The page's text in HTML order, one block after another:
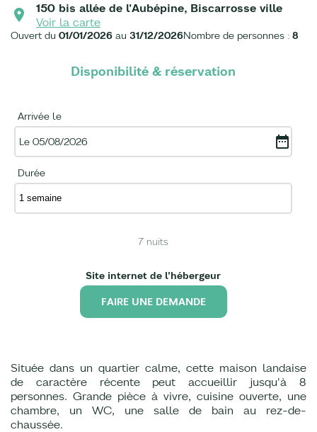
150 bis allée de l'Aubépine, Biscarrosse ville
Voir la carte
Ouvert du 01/01/2026 au 31/12/2026Nombre de personnes : 8
Disponibilité & réservation
Arrivée le
Le 05/08/2026
Durée
7 nuits
Site internet de l'hébergeur
FAIRE UNE DEMANDE
Située dans un quartier calme, cette maison landaise
de caractère récente peut accueillir jusqu'à 8
personnes. Grande pièce à vivre, cuisine ouverte, une
chambre, un WC, une salle de bain au rez-de-
chaussée.